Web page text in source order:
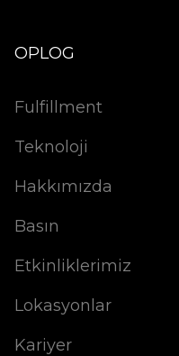
OPLOG
Fulfillment
Teknoloji
Hakkımızda
Basın
Etkinliklerimiz
Lokasyonlar
Kariyer